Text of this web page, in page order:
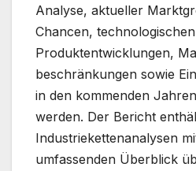
Analyse, aktueller
Chancen,
Produktentwicklungen,
beschränkungen sowie
in den kommenden
werden. Der Bericht
Industriekettenanalysen
umfassenden Überblick